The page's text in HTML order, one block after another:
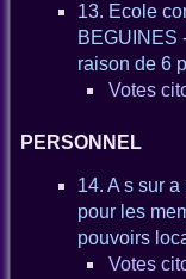
13. Ecole
BEGUINES
raison de 6
Votes
PERSONNEL
14. A s sur
pour les
pouvoirs
Votes